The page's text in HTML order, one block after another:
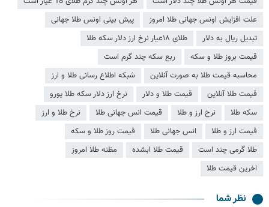
علت افزایش اونس جهانی طلا امروز
پیش بینی اونس طلا جهانی
تبدیل ریال به دلار
طلای ۱۸عیار نرخ ارز دلار سکه طلا
قیمت بروز طلا و سکه
ربع سکه چند گرم است
محاسبه قیمت طلا به صورت آنلاین
شبکه اطلاع رسانی طلا و ارز
قیمت طلا آنلاین
قیمت طلا و دلار
نرخ ارز دلار سکه طلا یورو
سکه طلا
نرخ ارز و طلا قیمت انس جهانی طلا
نرخ طلا و ارز
قیمت ارز و طلا
انس جهانی طلا
قیمت روز طلا و سکه
طلا گرمی چند است
قیمت طلا ابشده
مظنه طلا امروز
اخرین قیمت طلا
نظر شما